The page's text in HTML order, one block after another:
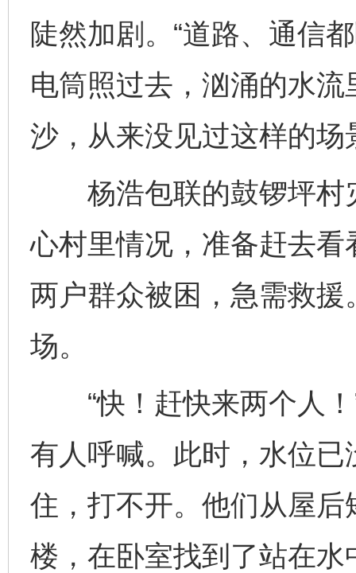
陡然加剧。“道路、通信
电筒照过去，汹涌的水
沙，从来没见过这样的场
杨浩包联的鼓锣坪村
心村里情况，准备赶去
两户群众被困，急需救
场。
“快！赶快来两个人！
有人呼喊。此时，水位
住，打不开。他们从屋
楼，在卧室找到了站在